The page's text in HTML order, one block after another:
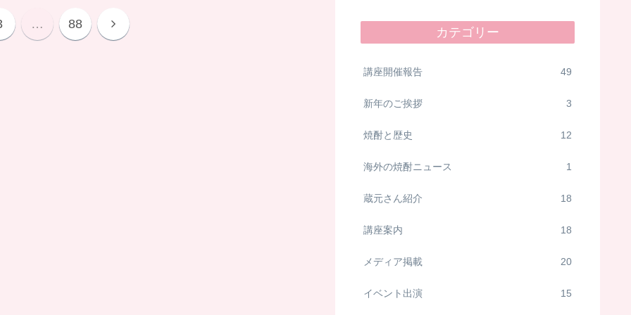
… 88
カテゴリー
講座開催報告 49
新年のご挨拶 3
焼酎と歴史 12
海外の焼酎ニュース 1
蔵元さん紹介 18
講座案内 18
メディア掲載 20
イベント出演 15